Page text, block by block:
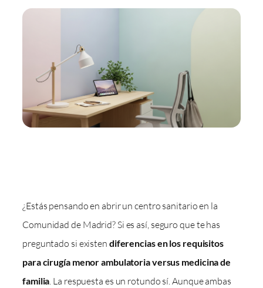
¿Estás pensando en abrir un centro sanitario en la
Comunidad de Madrid? Si es así, seguro que te has
preguntado si existen diferencias en los requisitos
para cirugía menor ambulatoria versus medicina de
familia. La respuesta es un rotundo sí. Aunque ambas